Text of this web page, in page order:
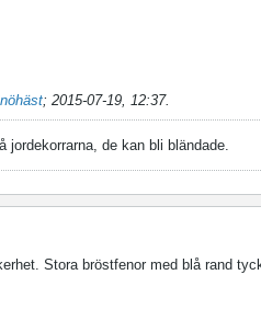
; 2015-07-19, 12:37.
jordekorrarna, de kan bli bländade.
Stora bröstfenor med blå rand